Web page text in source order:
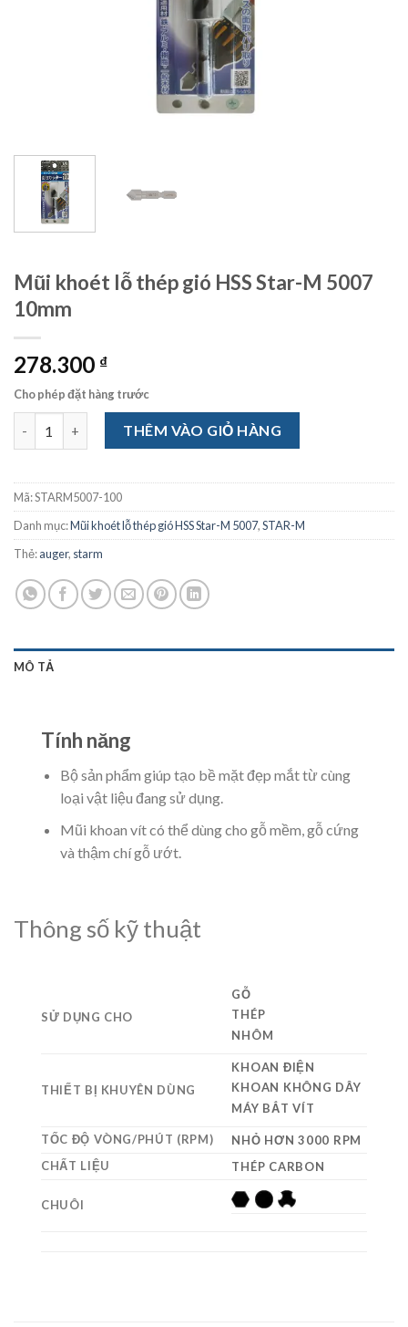
Mũi khoét lỗ thép gió HSS Star-M 5007
10mm
278.300 ₫
Cho phép đặt hàng trước
Mũi khoét lỗ thép gió HSS Star-M 5007 10mm số lượng
THÊM VÀO GIỎ HÀNG
Mã:STARM5007-100
Danh mục:Mũi khoét lỗ thép gió HSS Star-M 5007,STAR-M
Thẻ:auger, starm
MÔ TẢ
Tính năng
Bộ sản phẩm giúp tạo bề mặt đẹp mắt từ cùng
loại vật liệu đang sử dụng.
Mũi khoan vít có thể dùng cho gỗ mềm, gỗ cứng
và thậm chí gỗ ướt.
Thông số kỹ thuật
SỬ DỤNG CHO
GỖ
THÉP
NHÔM
THIẾT BỊ KHUYÊN DÙNG
KHOAN ĐIỆN
KHOAN KHÔNG DÂY
MÁY BẮT VÍT
TỐC ĐỘ VÒNG/PHÚT (RPM)
NHỎ HƠN 3000 RPM
CHẤT LIỆU
THÉP CARBON
CHUÔI